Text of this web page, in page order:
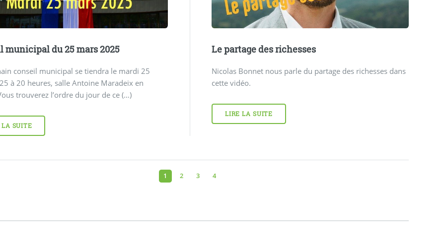
municipal du 25 mars 2025
conseil municipal se tiendra le mardi 25
à 20 heures, salle Antoine Maradeix en
trouverez l’ordre du jour de ce (…)
LA SUITE
Le partage des richesses
Nicolas Bonnet nous parle du partage des richesses dans
cette vidéo.
LIRE LA SUITE
1 2 3 4